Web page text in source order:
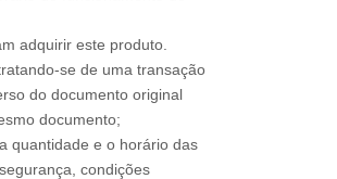
adquirir este produto.
se de uma transação
do documento original
documento;
quantidade e o horário das
condições